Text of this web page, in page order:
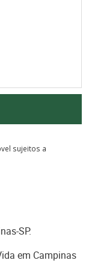
sujeitos a
SP.
em Campinas